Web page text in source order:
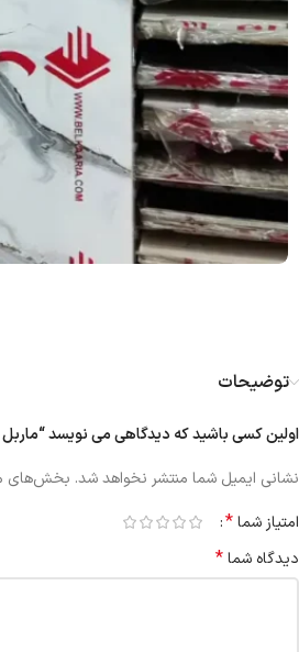
توضیحات
اولین کسی باشید که دیدگاهی می نویسد “ماربل شیت سامیت
نشانی ایمیل شما منتشر نخواهد شد. بخش‌های
امتیاز شما*
دیدگاه شما*